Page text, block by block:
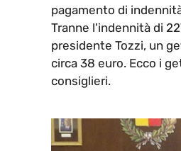
pagamento di
Tranne l'indennità di
presidente Tozzi, un
circa 38 euro. Ecco i
consiglieri.